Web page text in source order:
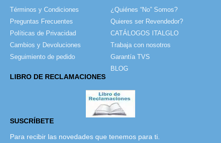
Términos y Condiciones
Preguntas Frecuentes
Políticas de Privacidad
Cambios y Devoluciones
Seguimiento de pedido
¿Quiénes “No” Somos?
Quieres ser Revendedor?
CATÁLOGOS ITALGLO
Trabaja con nosotros
Garantía TVS
BLOG
LIBRO DE RECLAMACIONES
SUSCRÍBETE
Para recibir las novedades que tenemos para ti.